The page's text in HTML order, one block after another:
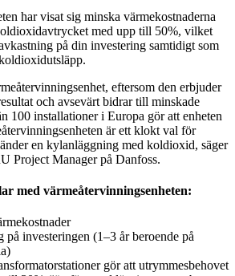
har visat sig minska värmekostnaderna
med upp till 50%, vilket
på din investering samtidigt som
eftersom den erbjuder
och avsevärt bidrar till minskade
100 installationer i Europa gör att enheten
är ett klokt val för
en kylanläggning med koldioxid, säger
Project Manager på Danfoss.
med värmeåtervinningsenheten:
på investeringen (1–3 år beroende på
gör att utrymmesbehovet